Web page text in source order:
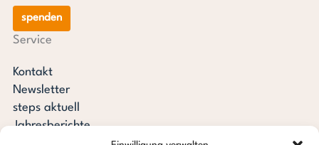
spenden
Service
Kontakt
Newsletter
steps aktuell
Jahresberichte